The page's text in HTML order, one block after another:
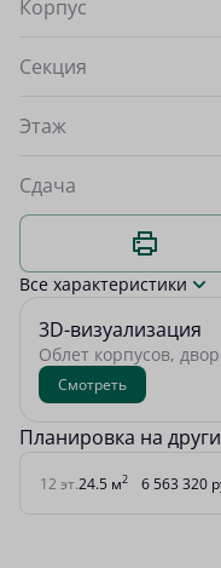
Корпус
Секция
Этаж
Сдача
Все характеристики
3D-визуализация
Облет корпусов,
Смотреть
Планировка на
12 эт.24.5 м2 6 563 320